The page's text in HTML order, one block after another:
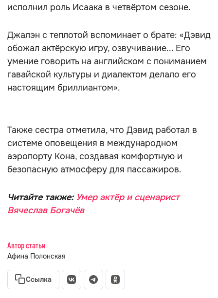
исполнил роль Исаака в четвёртом сезоне.
Джалэн с теплотой вспоминает о брате: «Дэвид
обожал актёрскую игру, озвучивание... Его
умение говорить на английском с пониманием
гавайской культуры и диалектом делало его
настоящим бриллиантом».
Также сестра отметила, что Дэвид работал в
системе оповещения в международном
аэропорту Кона, создавая комфортную и
безопасную атмосферу для пассажиров.
Читайте также: Умер актёр и сценарист
Вячеслав Богачёв
Автор статьи
Афина Полонская
Ссылка